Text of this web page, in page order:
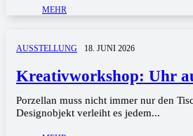
MEHR
AUSSTELLUNG 18. JUNI 2026
Kreativworkshop: Uhr
Porzellan muss nicht immer nur den
Designobjekt verleiht es jedem...